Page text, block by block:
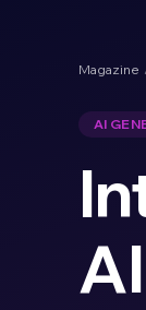
Magazine
AI